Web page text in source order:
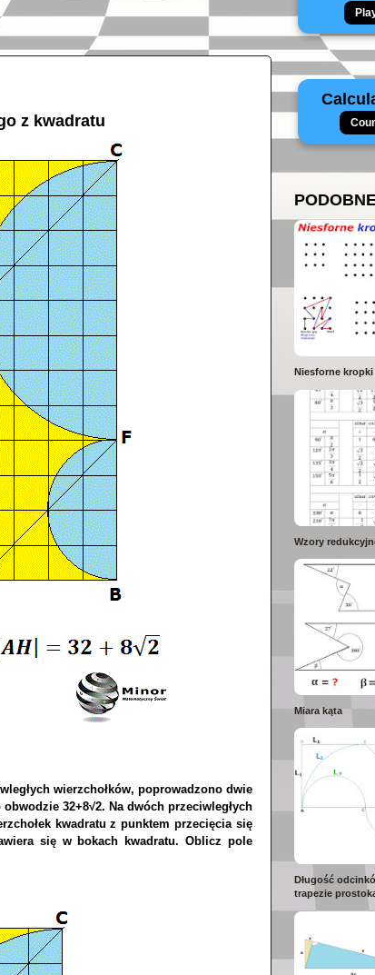
z kwadratu
wierzchołków, poprowadzono dwie
32+8√2. Na dwóch przeciwległych
kwadratu z punktem przecięcia się
się w bokach kwadratu. Oblicz pole
Niesforne kropki
Wzory
Miara kąta
Długość
trapezie